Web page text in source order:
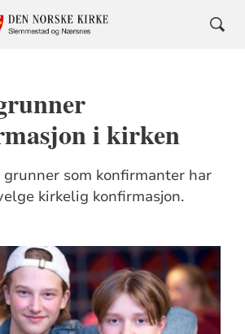
i kirken
som konfirmanter har
kirkelig konfirmasjon.